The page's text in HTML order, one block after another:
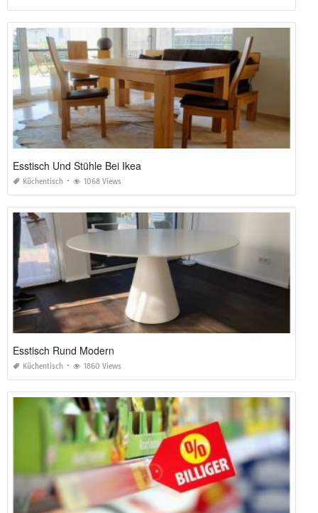
Esstisch Und Stühle Bei Ikea
Küchentisch 1068 Views
Esstisch Rund Modern
Küchentisch 1860 Views